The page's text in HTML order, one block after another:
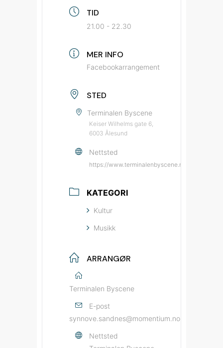
TID
21.00 - 22.30
MER INFO
Facebookarrangement
STED
Terminalen Byscene
Keiser Wilhelms gate 6,
6003 Ålesund
Nettsted
https://www.terminalenbyscene.no/
KATEGORI
Kultur
Musikk
ARRANGØR
Terminalen Byscene
E-post
synnove.sandnes@momentium.no
Nettsted